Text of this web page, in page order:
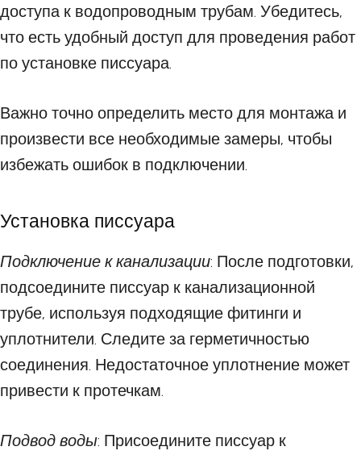
доступа к водопроводным трубам. Убедитесь,
что есть удобный доступ для проведения работ
по установке писсуара.
Важно точно определить место для монтажа и
произвести все необходимые замеры, чтобы
избежать ошибок в подключении.
Установка писсуара
Подключение к канализации: После подготовки,
подсоедините писсуар к канализационной
трубе, используя подходящие фитинги и
уплотнители. Следите за герметичностью
соединения. Недостаточное уплотнение может
привести к протечкам.
Подвод воды: Присоедините писсуар к